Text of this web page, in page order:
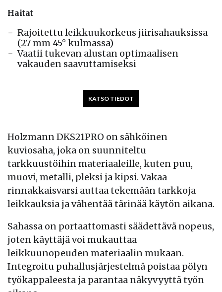
Holzmann DKS21PRO on sähköinen
kuviosaha, joka on suunniteltu
tarkkuustöihin materiaaleille, kuten puu,
muovi, metalli, pleksi ja kipsi. Vakaa
rinnakkaisvarsi auttaa tekemään tarkkoja
leikkauksia ja vähentää tärinää käytön aikana.
Sahassa on portaattomasti säädettävä nopeus,
joten käyttäjä voi mukauttaa
leikkuunopeuden materiaalin mukaan.
Integroitu puhallusjärjestelmä poistaa pölyn
työkappaleesta ja parantaa näkyvyyttä työn
Haitat
Rajoitettu leikkuukorkeus jiirisahauksissa
(27 mm 45° kulmassa)
Vaatii tukevan alustan optimaalisen
vakauden saavuttamiseksi
KATSO TIEDOT